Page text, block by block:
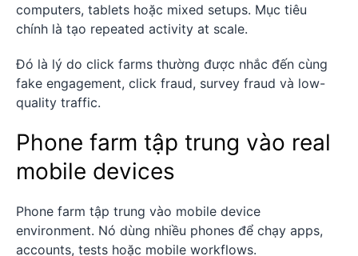
computers, tablets hoặc mixed setups. Mục tiêu
chính là tạo repeated activity at scale.
Đó là lý do click farms thường được nhắc đến cùng
fake engagement, click fraud, survey fraud và low-
quality traffic.
Phone farm tập trung vào real
mobile devices
Phone farm tập trung vào mobile device
environment. Nó dùng nhiều phones để chạy apps,
accounts, tests hoặc mobile workflows.